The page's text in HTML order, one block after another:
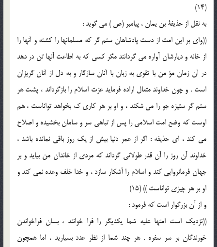
(14)
به نقل از حذیفة بن یمان ، پیامبر (ص ) می گوید :
((وای بر این امت از دست پادشاهان ستم گر که مسلمانها را کشته و آنها را
از خانه و دیارشان آواره می گردانند مگر کسی که به اطاعت آنها تن در دهد
در آن زمان مؤ من با تقوی به زبان با آنان سازگار و به دل از آنان گریزان
است . و چون خداوند متعال اراده فرماید عزت اسلام را بازگرداند ، پشت هر
ستم گر ستیزه جو را می شکند ، و او بر هر کاری ک بخواهد تواناست ، هم
اوست که وضع امت اسلامی را پس از تباهی سر و سامان بخشیده و اصلاح
می کند ، ای حذیفه : اگر از عمر دنیا بیش از یک روز باقی نمانده باشد ،
خداوند آن روز را آن قدر طولانی گرداند که مردی از خاندان من بیاید و بر
جهان فرمانروایی کند و اسلام را آشکار سازد ، و خدا خلف وعده نمی کند و
او بر هر چیزی تواناست )) (15)
و از آن بزرگوار است که فرمود :
((نزدیک است امتها علیه شما یکدیگر را فرا خوانند ، بسان فراخواندن
خورندگان بر سر سفره . هر چند شما از نظر عدد بسیارید ، اما همچون